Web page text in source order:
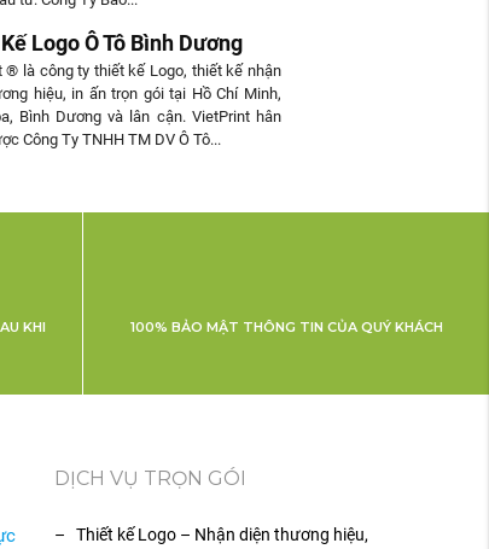
Logo Ô Tô Bình Dương
® là công ty thiết kế Logo, thiết kế nhận
hiệu, in ấn trọn gói tại Hồ Chí Minh,
Bình Dương và lân cận. VietPrint hân
Công Ty TNHH TM DV Ô Tô...
KHI
100% BẢO MẬT THÔNG TIN CỦA QUÝ KHÁCH
DỊCH VỤ TRỌN GÓI
– Thiết kế Logo – Nhận diện thương hiệu,